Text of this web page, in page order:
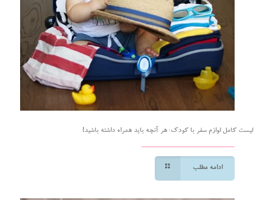
لیست کامل لوازم سفر با کودک: هر آنچه باید همراه داشته باشید!
ادامه مطلب